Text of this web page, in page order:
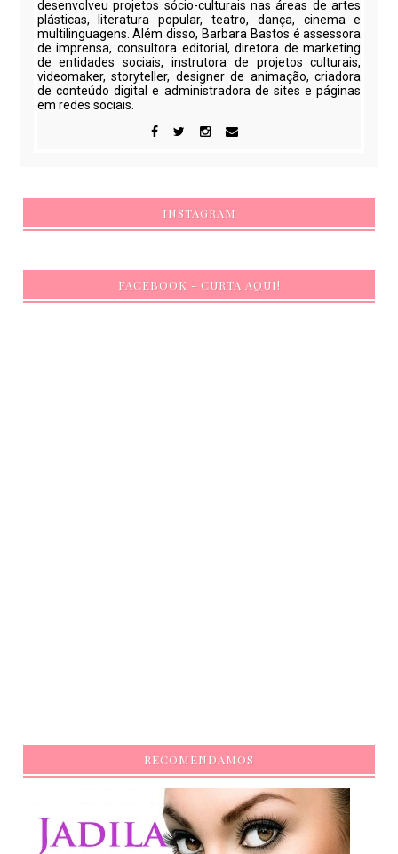
desenvolveu projetos sócio-culturais nas áreas de artes
plásticas, literatura popular, teatro, dança, cinema e
multilinguagens. Além disso, Barbara Bastos é assessora
de imprensa, consultora editorial, diretora de marketing
de entidades sociais, instrutora de projetos culturais,
videomaker, storyteller, designer de animação, criadora
de conteúdo digital e administradora de sites e páginas
em redes sociais.
INSTAGRAM
FACEBOOK - CURTA AQUI!
RECOMENDAMOS